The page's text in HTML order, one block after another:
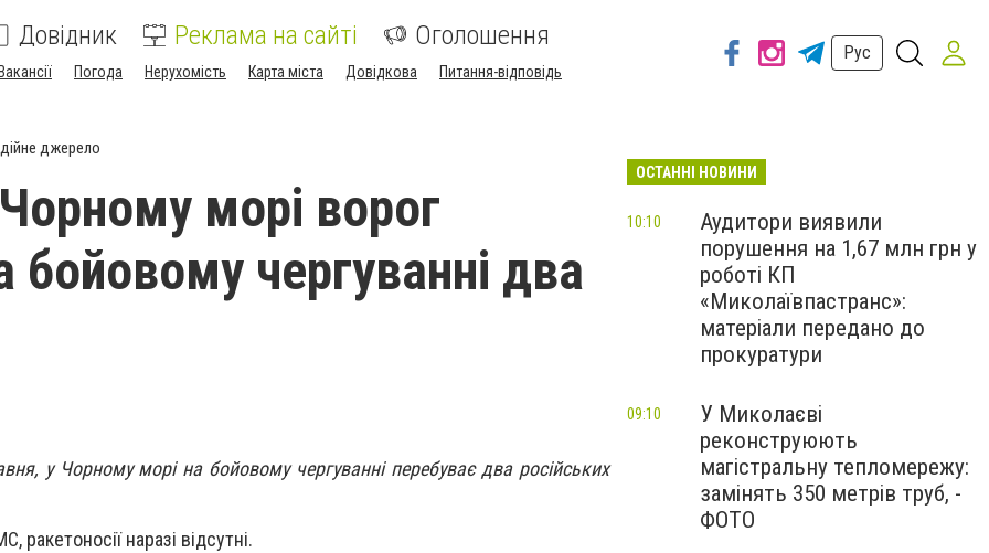
Довідник Реклама на сайті Оголошення
Вакансії Погода Нерухомість Карта міста Довідкова Питання-відповідь
Рус
джерело
морі ворог
бойовому чергуванні два
у Чорному морі на бойовому чергуванні перебуває два російських
ракетоносії наразі відсутні.
ОСТАННІ НОВИНИ
Аудитори виявили
порушення на 1,67 млн грн у
роботі КП
«Миколаївпастранс»:
матеріали передано до
прокуратури
10:10
У Миколаєві
реконструюють
магістральну тепломережу:
замінять 350 метрів труб, -
ФОТО
09:10